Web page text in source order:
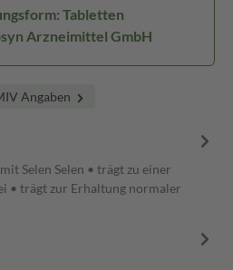
Tabletten
Arzneimittel GmbH
Angaben
Selen Selen • trägt zu einer
• trägt zur Erhaltung normaler